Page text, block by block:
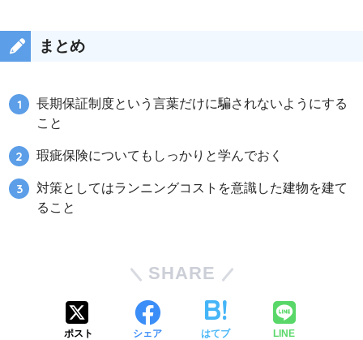
まとめ
長期保証制度という言葉だけに騙されないようにする
こと
瑕疵保険についてもしっかりと学んでおく
対策としてはランニングコストを意識した建物を建て
ること
SHARE
ポスト シェア はてブ LINE